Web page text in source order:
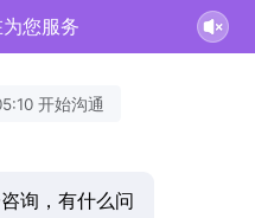
您服务
开始沟通
询，有什么问